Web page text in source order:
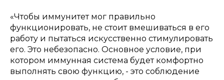
«Чтобы иммунитет мог правильно
функционировать, не стоит вмешиваться в его
работу и пытаться искусственно стимулировать
его. Это небезопасно. Основное условие, при
котором иммунная система будет комфортно
выполнять свою функцию, - это соблюдение